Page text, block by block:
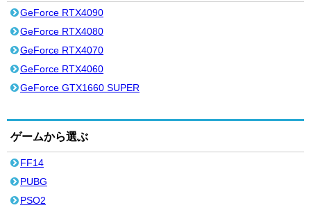
GeForce RTX4090
GeForce RTX4080
GeForce RTX4070
GeForce RTX4060
GeForce GTX1660 SUPER
ゲームから選ぶ
FF14
PUBG
PSO2